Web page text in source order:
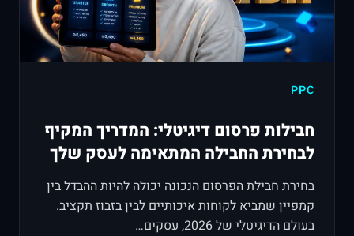
PPC
חבילות פרסום דיגיטלי: המדריך המקיף
לבחירת החבילה המתאימה לעסק שלך
בחירת חבילת הפרסום הנכונה יכולה להיות ההבדל בין
קמפיין שמביא לקוחות איכותיים לבין בזבוז תקציב.
בעולם הדיגיטלי של 2026, עסקים…